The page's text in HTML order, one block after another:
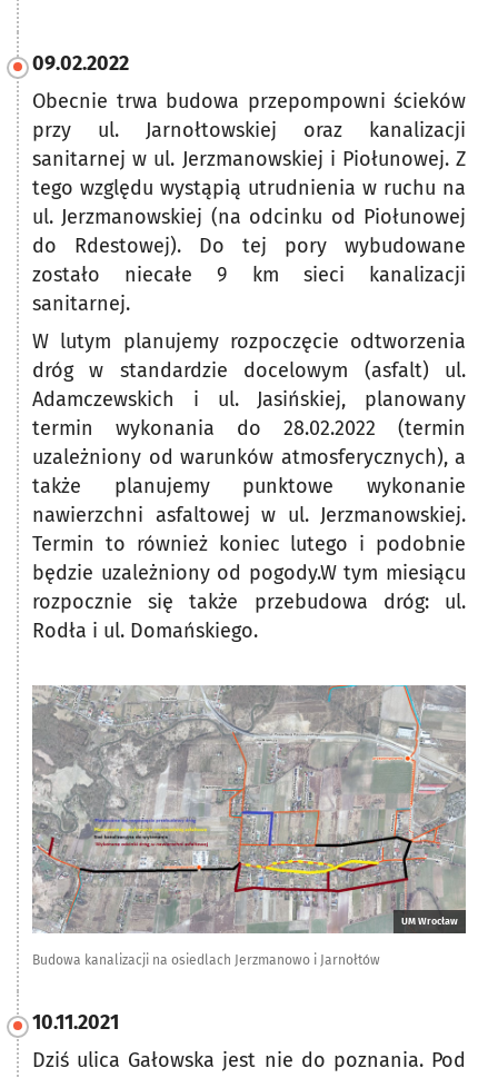
09.02.2022
Obecnie trwa budowa przepompowni ścieków
przy ul. Jarnołtowskiej oraz kanalizacji
sanitarnej w ul. Jerzmanowskiej i Piołunowej. Z
tego względu wystąpią utrudnienia w ruchu na
ul. Jerzmanowskiej (na odcinku od Piołunowej
do Rdestowej). Do tej pory wybudowane
zostało niecałe 9 km sieci kanalizacji
sanitarnej.
W lutym planujemy rozpoczęcie odtworzenia
dróg w standardzie docelowym (asfalt) ul.
Adamczewskich i ul. Jasińskiej, planowany
termin wykonania do 28.02.2022 (termin
uzależniony od warunków atmosferycznych), a
także planujemy punktowe wykonanie
nawierzchni asfaltowej w ul. Jerzmanowskiej.
Termin to również koniec lutego i podobnie
będzie uzależniony od pogody.W tym miesiącu
rozpocznie się także przebudowa dróg: ul.
Rodła i ul. Domańskiego.
UM Wrocław
Budowa kanalizacji na osiedlach Jerzmanowo i Jarnołtów
10.11.2021
Dziś ulica Gałowska jest nie do poznania. Pod